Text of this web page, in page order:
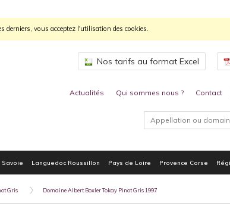
derniers, vous acceptez l'utilisation des cookies.
Nos tarifs au format Excel
Actualités Qui sommes nous ? Contact
Savoie Languedoc Roussillon Pays de Loire Provence Corse
Gris Domaine Albert Boxler Tokay Pinot Gris 1997